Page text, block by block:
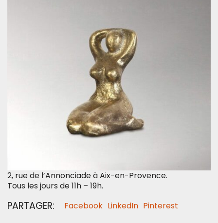
2, rue de l’Annonciade à Aix-en-Provence.
Tous les jours de 11h – 19h.
PARTAGER: Facebook LinkedIn Pinterest